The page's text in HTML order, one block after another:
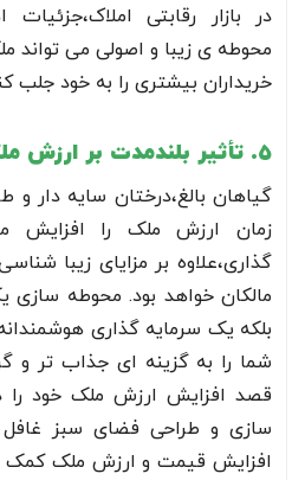
در بازار رقابتی
محوطه ی زیبا و اصولی می تواند
خریداران بیشتری را به خود جلب
5. تأثیر بلندمدت بر ارزش ملک
گیاهان بالغ،درختان سایه دار و
زمان ارزش ملک را افزایش
گذاری،علاوه بر مزایای زیبا
مالکان خواهد بود. محوطه
بلکه یک سرمایه گذاری
شما را به گزینه ای جذاب تر و
قصد افزایش ارزش ملک خود را
سازی و طراحی فضای سبز غافل
افزایش قیمت و ارزش ملک کمک